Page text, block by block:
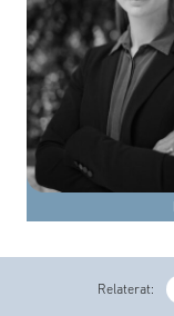
Relaterat: